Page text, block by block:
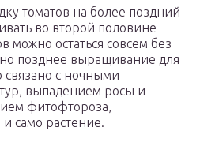
томатов на более поздний
во второй половине
можно остаться совсем без
позднее выращивание для
связано с ночными
выпадением росы и
фитофтороза,
само растение.